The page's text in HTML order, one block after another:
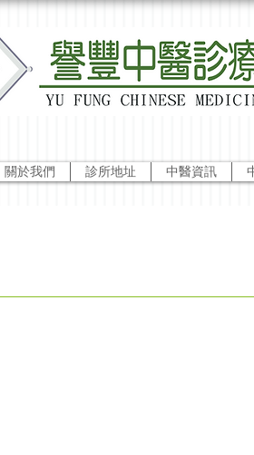
關於我們 診所地址 中醫資訊